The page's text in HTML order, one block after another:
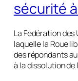
sécurité
La Fédération
laquelle la Roue
des répondants
à la dissolution de